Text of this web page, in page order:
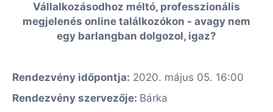
Vállalkozásodhoz méltó, professzionális
megjelenés online találkozókon - avagy nem
egy barlangban dolgozol, igaz?
Rendezvény időpontja: 2020. május 05. 16:00
Rendezvény szervezője: Bárka